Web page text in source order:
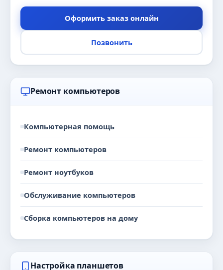
Оформить заказ онлайн
Позвонить
Ремонт компьютеров
Компьютерная помощь
Ремонт компьютеров
Ремонт ноутбуков
Обслуживание компьютеров
Сборка компьютеров на дому
Настройка планшетов